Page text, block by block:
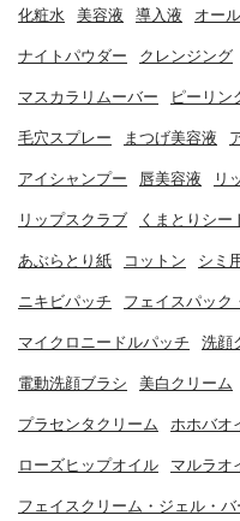
化粧水 美容液 導入液 オー
ナイトパウダー クレンジング
マスカラリムーバー ピーリン
毛穴スプレー まつげ美容液
アイシャンプー 唇美容液 リ
リップスクラブ くまとりシ
あぶらとり紙 コットン シミ
ニキビパッチ フェイスパック
マイクロニードルパッチ 洗顔
電動洗顔ブラシ 美白クリーム
プラセンタクリーム ホホバオ
ローズヒップオイル マルラオ
フェイスクリーム・ジェル・バ